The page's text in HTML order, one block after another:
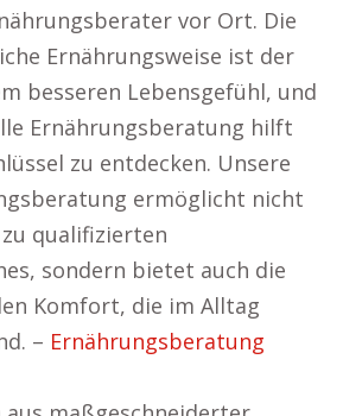
vor Ort. Die
Ernährungsweise ist der
besseren Lebensgefühl, und
Ernährungsberatung hilft
zu entdecken. Unsere
ermöglicht nicht
qualifizierten
sondern bietet auch die
Komfort, die im Alltag
– Ernährungsberatung